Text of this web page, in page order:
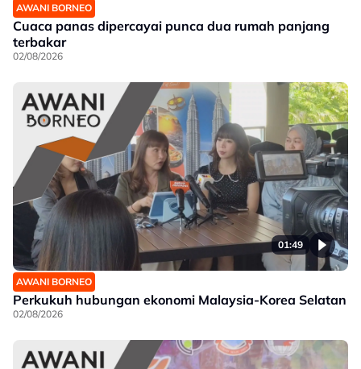
AWANI BORNEO
Cuaca panas dipercayai punca dua rumah panjang
terbakar
02/08/2026
01:49
AWANI BORNEO
Perkukuh hubungan ekonomi Malaysia-Korea Selatan
02/08/2026